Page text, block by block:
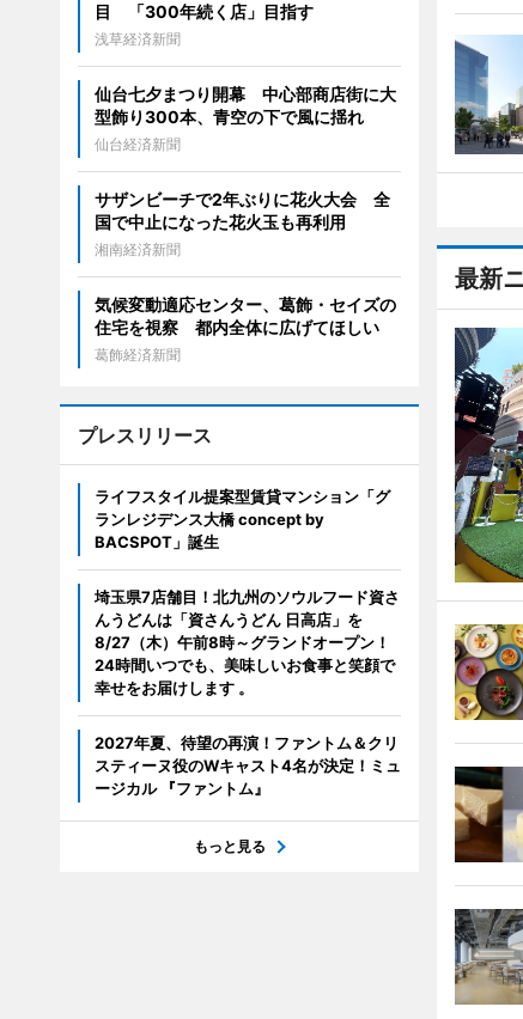
最新
目 「300年続く店」目指す
浅草経済新聞
仙台七夕まつり開幕 中心部商店街に大
型飾り300本、青空の下で風に揺れ
仙台経済新聞
サザンビーチで2年ぶりに花火大会 全
国で中止になった花火玉も再利用
湘南経済新聞
気候変動適応センター、葛飾・セイズの
住宅を視察 都内全体に広げてほしい
葛飾経済新聞
プレスリリース
ライフスタイル提案型賃貸マンション「グ
ランレジデンス大橋 concept by
BACSPOT」誕生
埼玉県7店舗目！北九州のソウルフード資さ
んうどんは「資さんうどん 日高店」を
8/27（木）午前8時～グランドオープン！
24時間いつでも、美味しいお食事と笑顔で
幸せをお届けします 。
2027年夏、待望の再演！ファントム＆クリ
スティーヌ役のWキャスト4名が決定！ミュ
ージカル 『ファントム』
もっと見る